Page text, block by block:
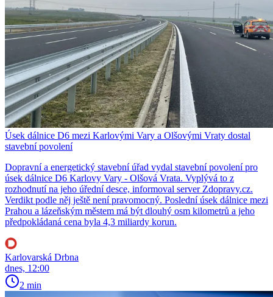
Úsek dálnice D6 mezi Karlovými Vary a Olšovými Vraty dostal
stavební povolení
Dopravní a energetický stavební úřad vydal stavební povolení pro
úsek dálnice D6 Karlovy Vary - Olšová Vrata. Vyplývá to z
rozhodnutí na jeho úřední desce, informoval server Zdopravy.cz.
Verdikt podle něj ještě není pravomocný. Poslední úsek dálnice mezi
Prahou a lázeňským městem má být dlouhý osm kilometrů a jeho
předpokládaná cena byla 4,3 miliardy korun.
Karlovarská Drbna
dnes, 12:00
2 min